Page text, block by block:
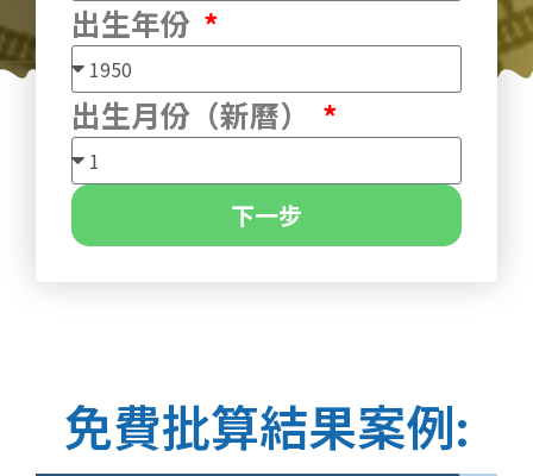
出生年份
出生月份（新曆）
下一步
免費批算結果案例: